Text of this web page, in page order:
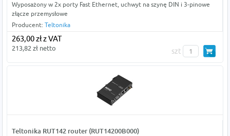
Wyposażony w 2x porty Fast Ethernet, uchwyt na szynę DIN i 3-pinowe
złącze przemysłowe
Producent: Teltonika
263,00 zł z VAT
213,82 zł netto szt
Teltonika RUT142 router (RUT14200B000)